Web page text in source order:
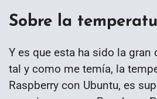
Sobre la
Y es que esta ha sido la gran
tal y como me temía, la
Raspberry con Ubuntu, es